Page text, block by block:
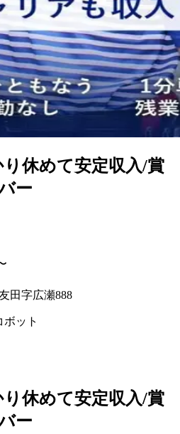
休めて安定収入/賞
ー
田字広瀬888
ット
休めて安定収入/賞
ー